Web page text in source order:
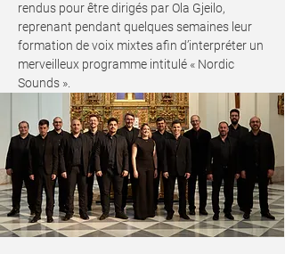
rendus pour être dirigés par Ola Gjeilo,
reprenant pendant quelques semaines leur
formation de voix mixtes afin d’interpréter un
merveilleux programme intitulé « Nordic
Sounds ».